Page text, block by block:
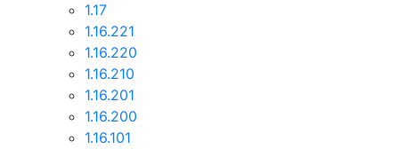
1.17
1.16.221
1.16.220
1.16.210
1.16.201
1.16.200
1.16.101